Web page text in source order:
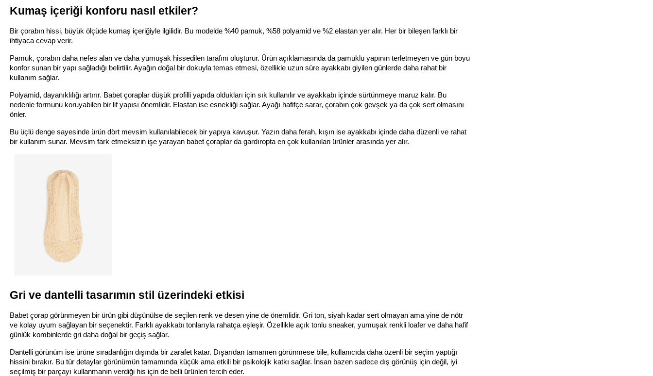
Kumaş içeriği konforu nasıl etkiler?
Bir çorabın hissi, büyük ölçüde kumaş içeriğiyle ilgilidir. Bu modelde %40 pamuk, %58 polyamid ve %2 elastan yer alır. Her bir bileşen farklı bir
ihtiyaca cevap verir.
Pamuk, çorabın daha nefes alan ve daha yumuşak hissedilen tarafını oluşturur. Ürün açıklamasında da pamuklu yapının terletmeyen ve gün boyu
konfor sunan bir yapı sağladığı belirtilir. Ayağın doğal bir dokuyla temas etmesi, özellikle uzun süre ayakkabı giyilen günlerde daha rahat bir
kullanım sağlar.
Polyamid, dayanıklılığı artırır. Babet çoraplar düşük profilli yapıda oldukları için sık kullanılır ve ayakkabı içinde sürtünmeye maruz kalır. Bu
nedenle formunu koruyabilen bir lif yapısı önemlidir. Elastan ise esnekliği sağlar. Ayağı hafifçe sarar, çorabın çok gevşek ya da çok sert olmasını
önler.
Bu üçlü denge sayesinde ürün dört mevsim kullanılabilecek bir yapıya kavuşur. Yazın daha ferah, kışın ise ayakkabı içinde daha düzenli ve rahat
bir kullanım sunar. Mevsim fark etmeksizin işe yarayan babet çoraplar da gardıropta en çok kullanılan ürünler arasında yer alır.
Gri ve dantelli tasarımın stil üzerindeki etkisi
Babet çorap görünmeyen bir ürün gibi düşünülse de seçilen renk ve desen yine de önemlidir. Gri ton, siyah kadar sert olmayan ama yine de nötr
ve kolay uyum sağlayan bir seçenektir. Farklı ayakkabı tonlarıyla rahatça eşleşir. Özellikle açık tonlu sneaker, yumuşak renkli loafer ve daha hafif
günlük kombinlerde gri daha doğal bir geçiş sağlar.
Dantelli görünüm ise ürüne sıradanlığın dışında bir zarafet katar. Dışarıdan tamamen görünmese bile, kullanıcıda daha özenli bir seçim yaptığı
hissini bırakır. Bu tür detaylar görünümün tamamında küçük ama etkili bir psikolojik katkı sağlar. İnsan bazen sadece dış görünüş için değil, iyi
seçilmiş bir parçayı kullanmanın verdiği his için de belli ürünleri tercih eder.